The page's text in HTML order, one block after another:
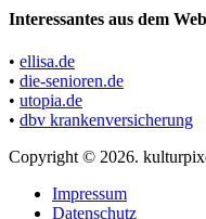
Interessantes aus dem Web
• ellisa.de
• die-senioren.de
• utopia.de
• dbv krankenversicherung
Copyright © 2026.
Impressum
Datenschutz